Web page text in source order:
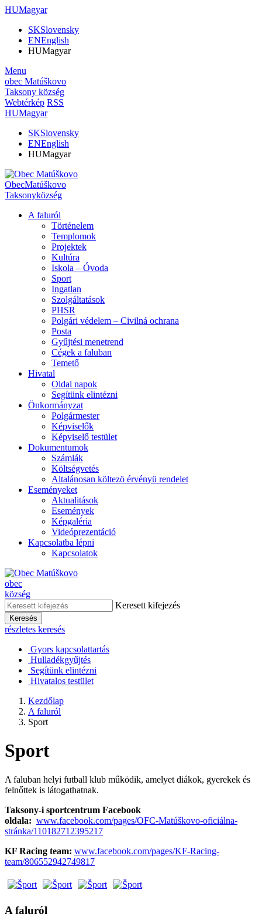
HUMagyar
SKSlovensky
ENEnglish
HUMagyar
Menu
obec Matúškovo
Taksony község
Webtérkép RSS
HUMagyar
SKSlovensky
ENEnglish
HUMagyar
ObecMatúškovo
Taksonyközség
A faluról
Történelem
Templomok
Projektek
Kultúra
Iskola – Óvoda
Sport
Ingatlan
Szolgáltatások
PHSR
Polgári védelem – Civilná ochrana
Posta
Gyűjtési menetrend
Cégek a faluban
Temető
Hivatal
Oldal napok
Segítünk elintézni
Önkormányzat
Polgármester
Képviselők
Képviselő testület
Dokumentumok
Számlák
Költségvetés
Altalánosan költezö érvényü rendelet
Eseményeket
Aktualitások
Események
Képgaléria
Videóprezentáció
Kapcsolatba lépni
Kapcsolatok
obec
község
Keresett kifejezés
Keresés
részletes keresés
Gyors kapcsolattartás
Hulladékgyűjtés
Segítünk elintézni
Hivatalos testület
Kezdőlap
A faluról
Sport
Sport
A faluban helyi futball klub működik, amelyet diákok, gyerekek és
felnőttek is látogathatnak.
Taksony-i sportcentrum Facebook
oldala: www.facebook.com/pages/OFC-Matúškovo-oficiálna-
stránka/110182712395217
KF Racing team: www.facebook.com/pages/KF-Racing-
team/806552942749817
A faluról